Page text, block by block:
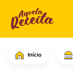
Início